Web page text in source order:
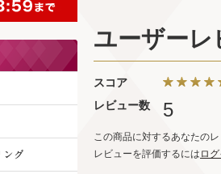
ユーザーレ
スコア
レビュー数
5
この商品に対するあなたの
レビューを評価するには ロ